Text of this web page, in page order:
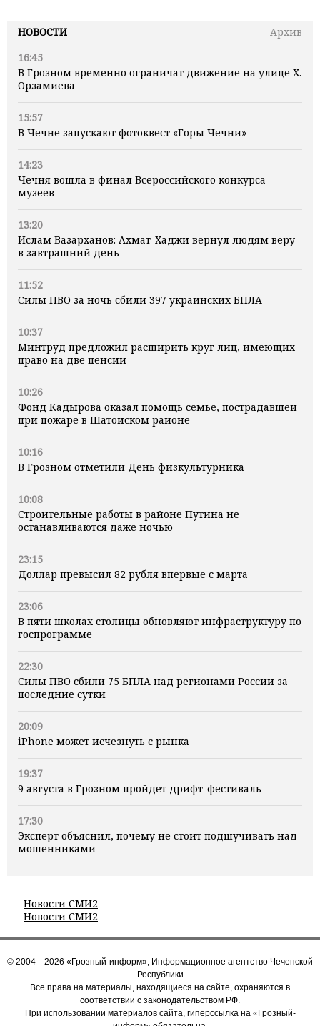
НОВОСТИ
Архив
16:45
В Грозном временно ограничат движение на улице Х.
Орзамиева
15:57
В Чечне запускают фотоквест «Горы Чечни»
14:23
Чечня вошла в финал Всероссийского конкурса
музеев
13:20
Ислам Вазарханов: Ахмат-Хаджи вернул людям веру
в завтрашний день
11:52
Силы ПВО за ночь сбили 397 украинских БПЛА
10:37
Минтруд предложил расширить круг лиц, имеющих
право на две пенсии
10:26
Фонд Кадырова оказал помощь семье, пострадавшей
при пожаре в Шатойском районе
10:16
В Грозном отметили День физкультурника
10:08
Строительные работы в районе Путина не
останавливаются даже ночью
23:15
Доллар превысил 82 рубля впервые с марта
23:06
В пяти школах столицы обновляют инфраструктуру по
госпрограмме
22:30
Силы ПВО сбили 75 БПЛА над регионами России за
последние сутки
20:09
iPhone может исчезнуть с рынка
19:37
9 августа в Грозном пройдет дрифт-фестиваль
17:30
Эксперт объяснил, почему не стоит подшучивать над
мошенниками
Новости СМИ2
Новости СМИ2
© 2004—2026 «Грозный-информ», Информационное агентство Чеченской
Республики
Все права на материалы, находящиеся на сайте, охраняются в
соответствии с законодательством РФ.
При использовании материалов сайта, гиперссылка на «Грозный-